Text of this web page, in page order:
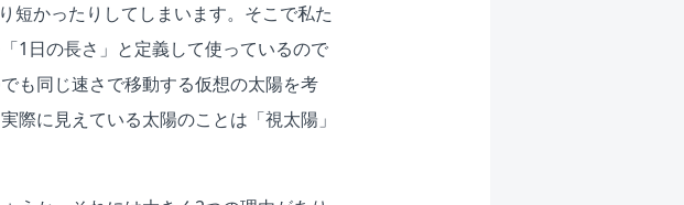
短かったりしてしまいます。そこで私た
1日の長さ」と定義して使っているので
も同じ速さで移動する仮想の太陽を考
際に見えている太陽のことは「視太陽」